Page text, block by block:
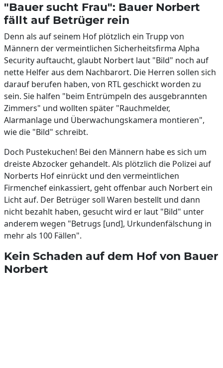
"Bauer sucht Frau": Bauer Norbert
fällt auf Betrüger rein
Denn als auf seinem Hof plötzlich ein Trupp von
Männern der vermeintlichen Sicherheitsfirma Alpha
Security auftaucht, glaubt Norbert laut "Bild" noch auf
nette Helfer aus dem Nachbarort. Die Herren sollen sich
darauf berufen haben, von RTL geschickt worden zu
sein. Sie halfen "beim Entrümpeln des ausgebrannten
Zimmers" und wollten später "Rauchmelder,
Alarmanlage und Überwachungskamera montieren",
wie die "Bild" schreibt.
Doch Pustekuchen! Bei den Männern habe es sich um
dreiste Abzocker gehandelt. Als plötzlich die Polizei auf
Norberts Hof einrückt und den vermeintlichen
Firmenchef einkassiert, geht offenbar auch Norbert ein
Licht auf. Der Betrüger soll Waren bestellt und dann
nicht bezahlt haben, gesucht wird er laut "Bild" unter
anderem wegen "Betrugs [und], Urkundenfälschung in
mehr als 100 Fällen".
Kein Schaden auf dem Hof von Bauer
Norbert